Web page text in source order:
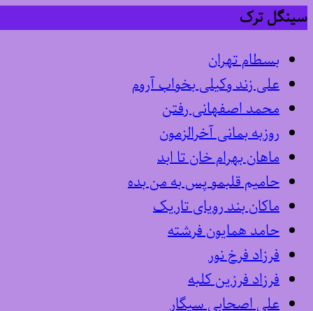
سینگل ترک
بسطام تهران
علی زند وکیلی بخواب آروم
محمد اصفهانی رفتن
روزبه بمانی آخرالزمون
ماهان بهرام خان تا ابد
حامیم قلبمو پس به من بده
ماکان بند رویای تاریک
حامد همایون فرشته
فرزاد فرخ نور
فرزاد فرزین کلبه
علی اصحابی سیگار